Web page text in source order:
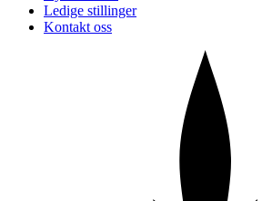
Ledige stillinger
Kontakt oss